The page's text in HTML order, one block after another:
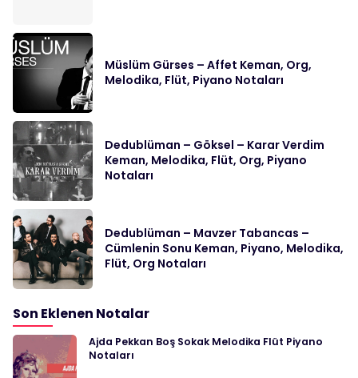
Müslüm Gürses – Affet Keman, Org,
Melodika, Flüt, Piyano Notaları
Dedublüman – Göksel – Karar Verdim
Keman, Melodika, Flüt, Org, Piyano
Notaları
Dedublüman – Mavzer Tabancas –
Cümlenin Sonu Keman, Piyano, Melodika,
Flüt, Org Notaları
Son Eklenen Notalar
Ajda Pekkan Boş Sokak Melodika Flüt Piyano
Notaları